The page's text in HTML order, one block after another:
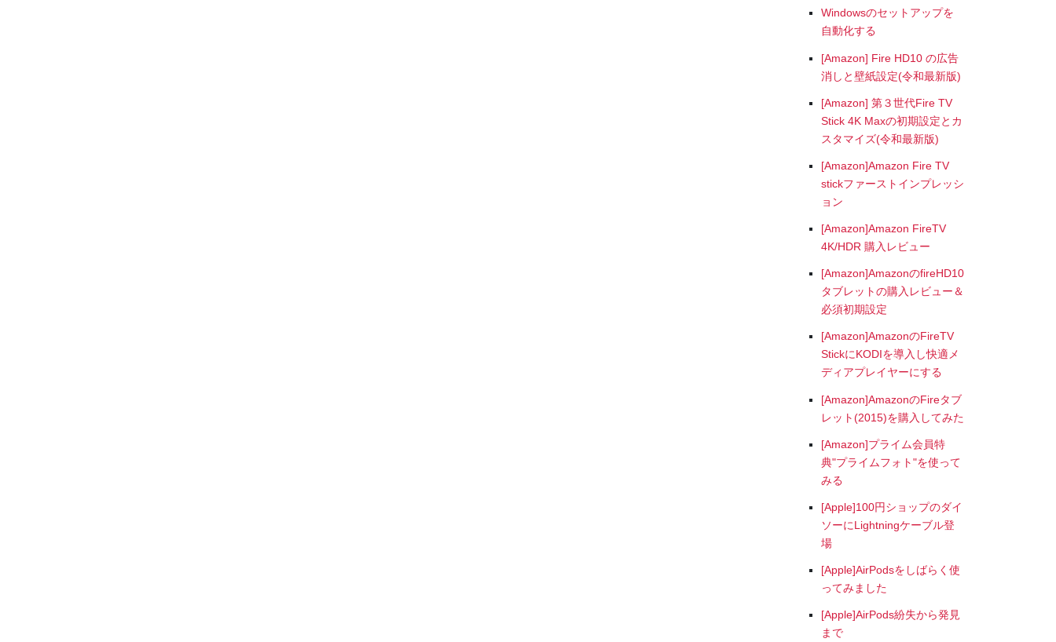
Windowsのセットアップを
自動化する
[Amazon] Fire HD10 の広告
消しと壁紙設定(令和最新版)
[Amazon] 第３世代Fire TV
Stick 4K Maxの初期設定とカ
スタマイズ(令和最新版)
[Amazon]Amazon Fire TV
stickファーストインプレッシ
ョン
[Amazon]Amazon FireTV
4K/HDR 購入レビュー
[Amazon]AmazonのfireHD10
タブレットの購入レビュー＆
必須初期設定
[Amazon]AmazonのFireTV
StickにKODIを導入し快適メ
ディアプレイヤーにする
[Amazon]AmazonのFireタブ
レット(2015)を購入してみた
[Amazon]プライム会員特
典"プライムフォト"を使って
みる
[Apple]100円ショップのダイ
ソーにLightningケーブル登
場
[Apple]AirPodsをしばらく使
ってみました
[Apple]AirPods紛失から発見
まで